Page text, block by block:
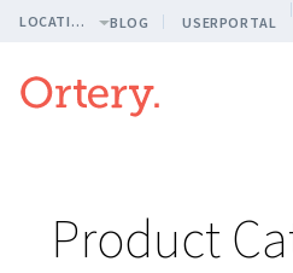
LOCATION BLOG USERPORTAL
Product